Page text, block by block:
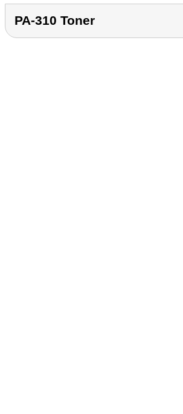
PA-310 Toner